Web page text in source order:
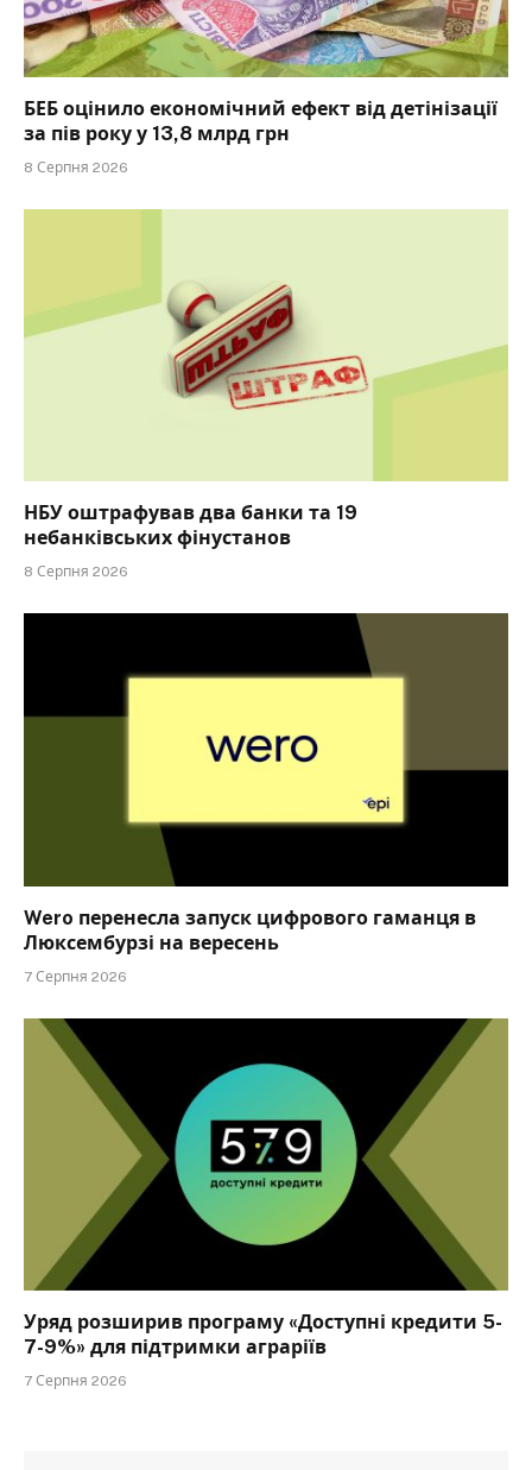
БЕБ оцінило економічний ефект від детінізації
за пів року у 13,8 млрд грн
8 Серпня 2026
НБУ оштрафував два банки та 19
небанківських фінустанов
8 Серпня 2026
Wero перенесла запуск цифрового гаманця в
Люксембурзі на вересень
7 Серпня 2026
Уряд розширив програму «Доступні кредити 5-
7-9%» для підтримки аграріїв
7 Серпня 2026